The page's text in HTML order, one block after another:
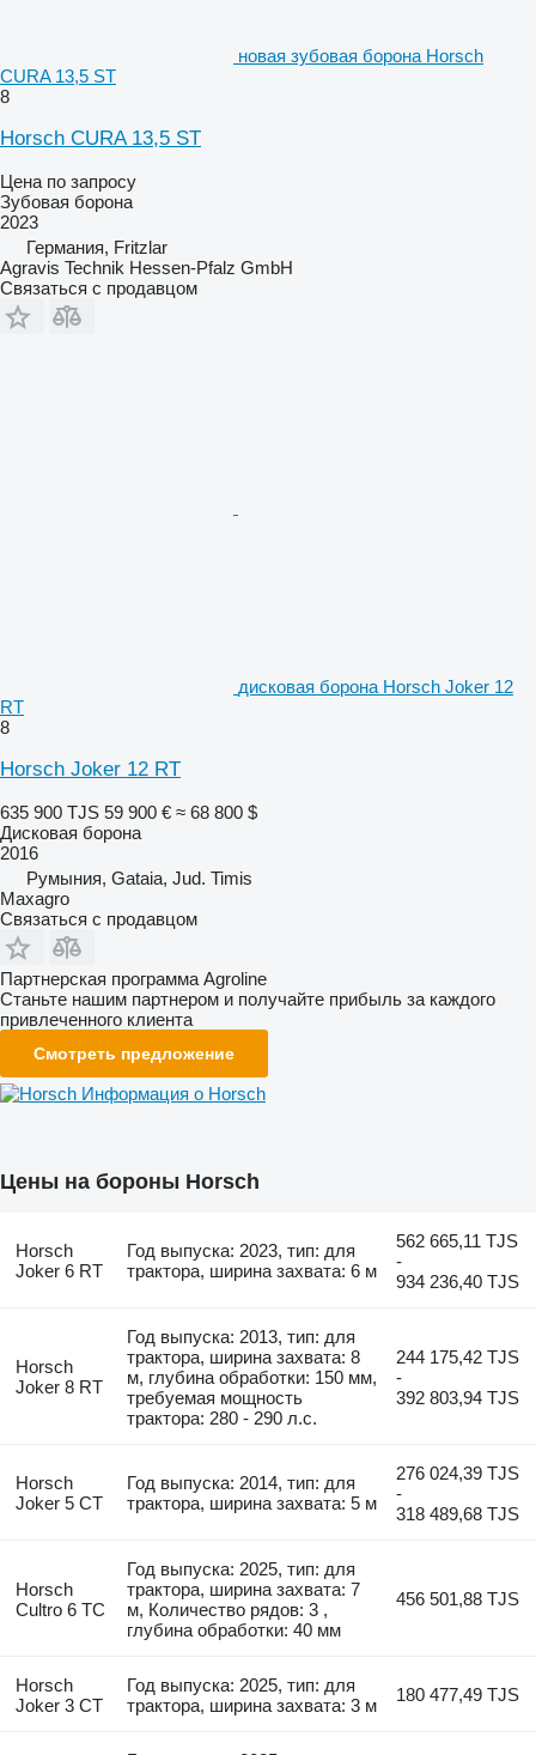
новая зубовая борона Horsch
CURA 13,5 ST
8
Horsch CURA 13,5 ST
Цена по запросу
Зубовая борона
2023
Германия, Fritzlar
Agravis Technik Hessen-Pfalz GmbH
Связаться с продавцом
дисковая борона Horsch Joker 12
RT
8
Horsch Joker 12 RT
635 900 TJS 59 900 € ≈ 68 800 $
Дисковая борона
2016
Румыния, Gataia, Jud. Timis
Maxagro
Связаться с продавцом
Партнерская программа Agroline
Станьте нашим партнером и получайте прибыль за каждого
привлеченного клиента
Смотреть предложение
Информация о Horsch
Цены на бороны Horsch
Horsch
Joker 6 RT
Год выпуска: 2023, тип: для
трактора, ширина захвата: 6 м
562 665,11 TJS
-
934 236,40 TJS
Horsch
Joker 8 RT
Год выпуска: 2013, тип: для
трактора, ширина захвата: 8
м, глубина обработки: 150 мм,
требуемая мощность
трактора: 280 - 290 л.с.
244 175,42 TJS
-
392 803,94 TJS
Horsch
Joker 5 CT
Год выпуска: 2014, тип: для
трактора, ширина захвата: 5 м
276 024,39 TJS
-
318 489,68 TJS
Horsch
Cultro 6 TC
Год выпуска: 2025, тип: для
трактора, ширина захвата: 7
м, Количество рядов: 3 ,
глубина обработки: 40 мм
456 501,88 TJS
Horsch
Joker 3 CT
Год выпуска: 2025, тип: для
трактора, ширина захвата: 3 м
180 477,49 TJS